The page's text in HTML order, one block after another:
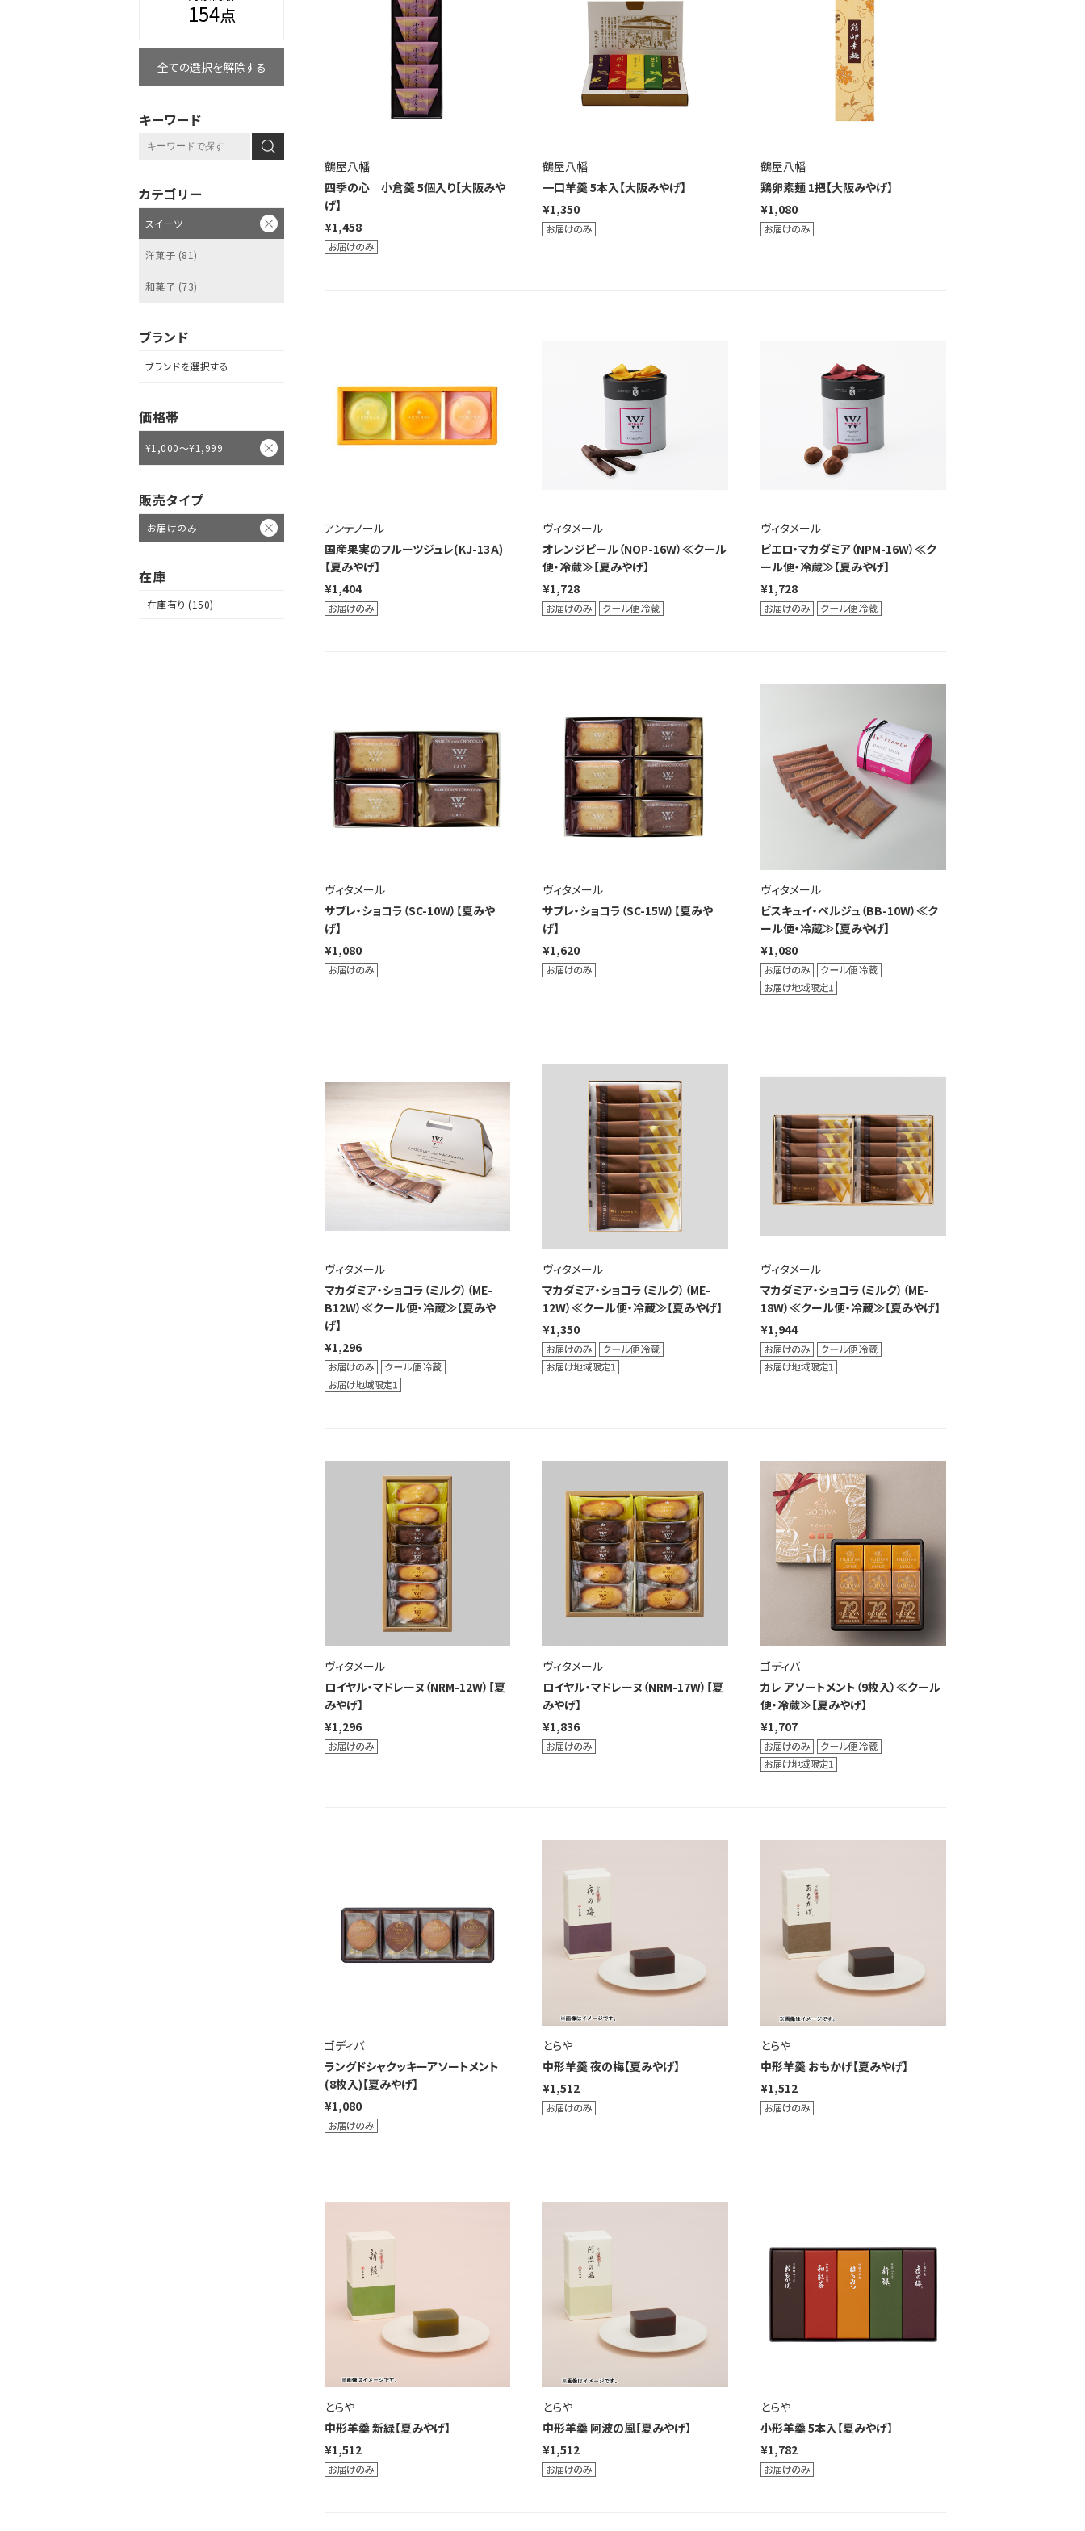
鶴屋八幡
四季の心 小倉羹 5個入り【大阪みや
げ】
¥1,458
鶴屋八幡
一口羊羹 5本入【大阪みやげ】
¥1,350
鶴屋八幡
鶏卵素麺 1把【大阪みやげ】
¥1,080
アンテノール
国産果実のフルーツジュレ(KJ-13Ａ)
【夏みやげ】
¥1,404
ヴィタメール
オレンジピール（NOP-16W）≪クール
便・冷蔵≫【夏みやげ】
¥1,728
ヴィタメール
ピエロ・マカダミア（NPM-16W）≪ク
ール便・冷蔵≫【夏みやげ】
¥1,728
ヴィタメール
サブレ・ショコラ（SC-10W）【夏みや
げ】
¥1,080
ヴィタメール
サブレ・ショコラ（SC-15W）【夏みや
げ】
¥1,620
ヴィタメール
ビスキュイ・ベルジュ（BB-10W）≪ク
ール便・冷蔵≫【夏みやげ】
¥1,080
ヴィタメール
マカダミア・ショコラ（ミルク）（ME-
B12W）≪クール便・冷蔵≫【夏みや
げ】
¥1,296
ヴィタメール
マカダミア・ショコラ（ミルク）（ME-
12W）≪クール便・冷蔵≫【夏みやげ】
¥1,350
ヴィタメール
マカダミア・ショコラ（ミルク）（ME-
18W）≪クール便・冷蔵≫【夏みやげ】
¥1,944
ヴィタメール
ロイヤル・マドレーヌ（NRM-12W）【夏
みやげ】
¥1,296
ヴィタメール
ロイヤル・マドレーヌ（NRM-17W）【夏
みやげ】
¥1,836
ゴディバ
カレ アソートメント（9枚入）≪クール
便・冷蔵≫【夏みやげ】
¥1,707
ゴディバ
ラングドシャクッキーアソートメント
(8枚入)【夏みやげ】
¥1,080
とらや
中形羊羹 夜の梅【夏みやげ】
¥1,512
とらや
中形羊羹 おもかげ【夏みやげ】
¥1,512
とらや
中形羊羹 新緑【夏みやげ】
¥1,512
とらや
中形羊羹 阿波の風【夏みやげ】
¥1,512
とらや
小形羊羹 5本入【夏みやげ】
¥1,782
154点
全ての選択を解除する
キーワード
カテゴリー
スイーツ
洋菓子 (81)
和菓子 (73)
ブランド
ブランドを選択する
価格帯
¥1,000～¥1,999
販売タイプ
お届けのみ
在庫
在庫有り (150)